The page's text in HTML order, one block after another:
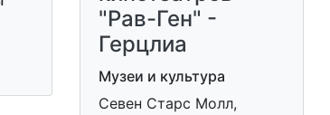
"Рав-Ген" -
Герцлиа
Музеи и культура
Севен Старс Молл,